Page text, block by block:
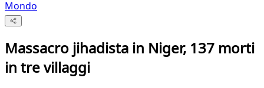
Mondo
Massacro jihadista in Niger, 137 morti
in tre villaggi